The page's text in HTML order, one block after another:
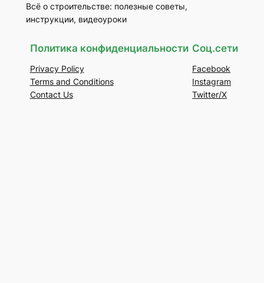
Всё о строительстве: полезные советы,
инструкции, видеоуроки
Политика конфиденциальности
Privacy Policy
Terms and Conditions
Contact Us
Соц.сети
Facebook
Instagram
Twitter/X